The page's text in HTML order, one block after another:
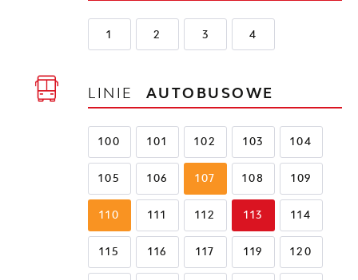
1 2 3 4
LINIE AUTOBUSOWE
100 101 102 103 104
105 106 107 108 109
110 111 112 113 114
115 116 117 119 120